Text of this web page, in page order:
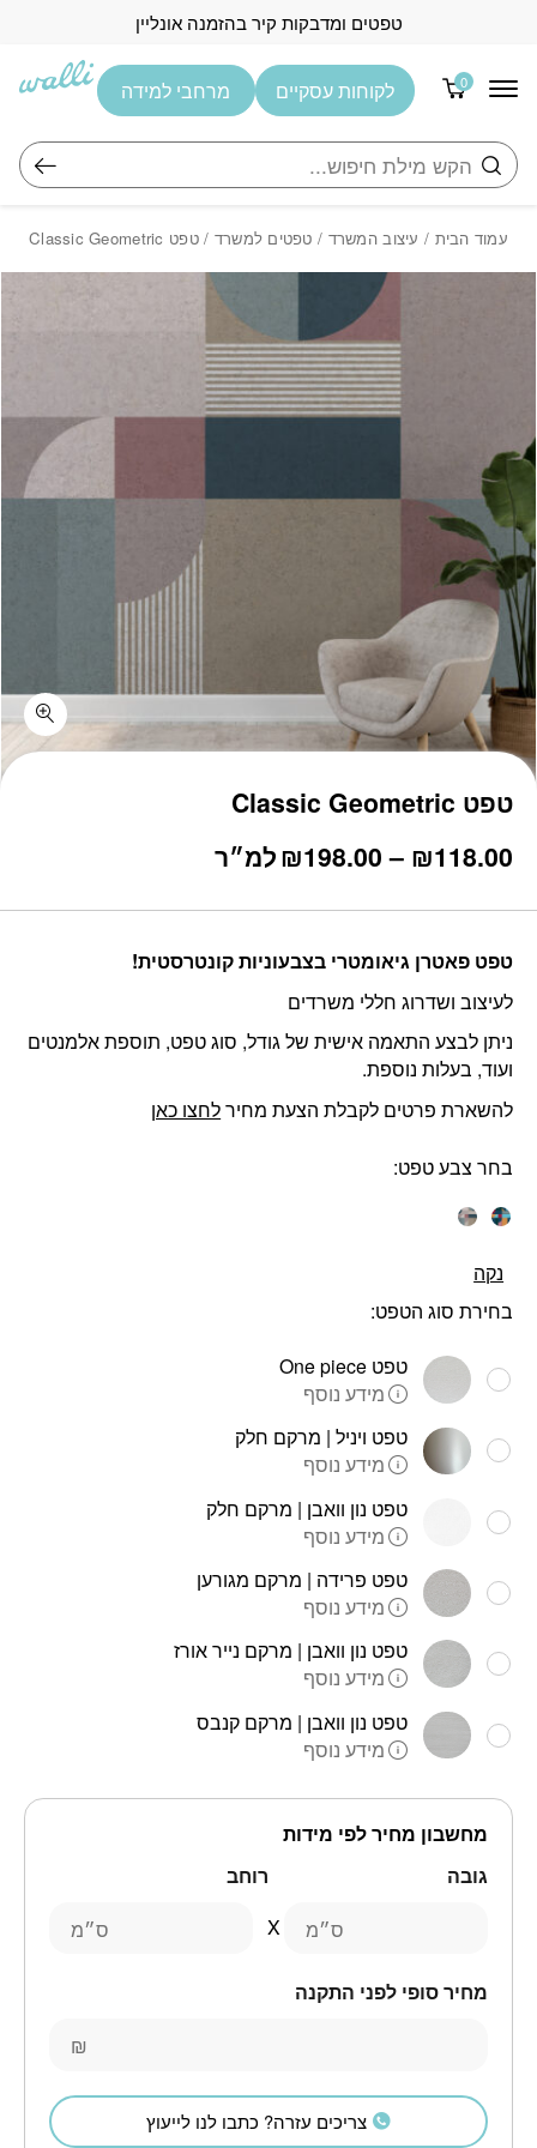
טפטים ומדבקות קיר בהזמנה אונליין
0
חיפוש
לקוחות עסקיים מרחבי למידה
עמוד הבית / עיצוב המשרד / טפטים למשרד / טפט Classic Geometric
טפט Classic Geometric
₪118.00
–
₪198.00
טווח
⁦₪118.00⁩
עד
⁦₪198.00⁩
למ״ר
טפט פאטרן גיאומטרי בצבעוניות קונטרסטית!
לעיצוב ושדרוג חללי משרדים
ניתן לבצע התאמה אישית של גודל, סוג טפט, תוספת אלמנטים
ועוד, בעלות נוספת.
להשארת פרטים לקבלת הצעת מחירלחצו כאן
בחר צבע טפט
נקה
בחירת סוג הטפט:
טפט One piece
מידע נוסף
טפט ויניל | מרקם חלק
מידע נוסף
טפט נון וואבן | מרקם חלק
מידע נוסף
טפט פרידה | מרקם מגורען
מידע נוסף
טפט נון וואבן | מרקם נייר אורז
מידע נוסף
טפט נון וואבן | מרקם קנבס
מידע נוסף
מחשבון מחיר לפי מידות
גובה
ס״מ
רוחב
ס״מ
מחיר סופי לפני התקנה
₪
צריכים עזרה? כתבו לנו לייעוץ